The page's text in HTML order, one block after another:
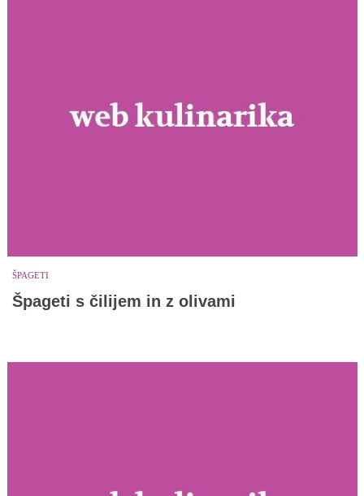
ŠPAGETI
Špageti s čilijem in z olivami